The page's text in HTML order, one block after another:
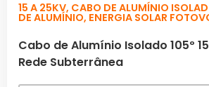
15 A 25KV, CABO DE ALUMÍNIO
DE ALUMÍNIO, ENERGIA SOLAR
Cabo de Alumínio Isolado 105º
Rede Subterrânea